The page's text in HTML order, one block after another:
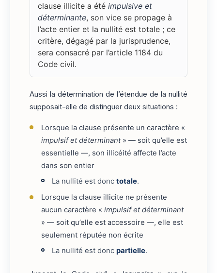
clause illicite a été impulsive et
déterminante, son vice se propage à
l’acte entier et la nullité est totale ; ce
critère, dégagé par la jurisprudence,
sera consacré par l’article 1184 du
Code civil.
Aussi la détermination de l’étendue de la nullité
supposait-elle de distinguer deux situations :
Lorsque la clause présente un caractère «
impulsif et déterminant» — soit qu’elle est
essentielle —, son illicéité affecte l’acte
dans son entier
La nullité est donctotale.
Lorsque la clause illicite ne présente
aucun caractère « impulsif et déterminant
» — soit qu’elle est accessoire —, elle est
seulement réputée non écrite
La nullité est doncpartielle.